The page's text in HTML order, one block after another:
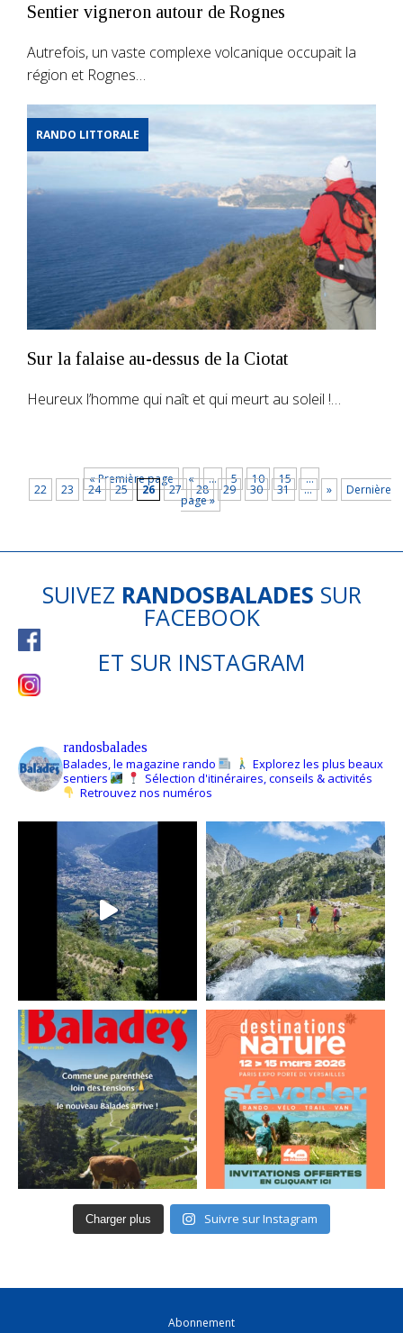
Sentier vigneron autour de Rognes
Autrefois, un vaste complexe volcanique occupait la
région et Rognes…
RANDO LITTORALE
Sur la falaise au-dessus de la Ciotat
Heureux l’homme qui naît et qui meurt au soleil !…
« Première page « … 5 10 15 …
22 23 24 25 26 27 28 29 30 31 … » Dernière
page »
SUIVEZ RANDOSBALADES SUR
FACEBOOK
ET SUR INSTAGRAM
randosbalades
Balades, le magazine rando
Explorez les plus beaux
sentiers
Sélection d'itinéraires, conseils & activités
Retrouvez nos numéros
Charger plus Suivre sur Instagram
Abonnement